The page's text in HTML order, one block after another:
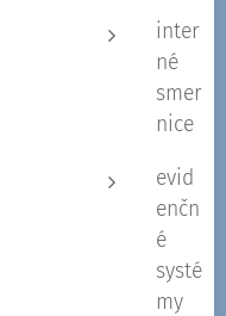
inter
né
smer
nice
evid
enčn
é
systé
my